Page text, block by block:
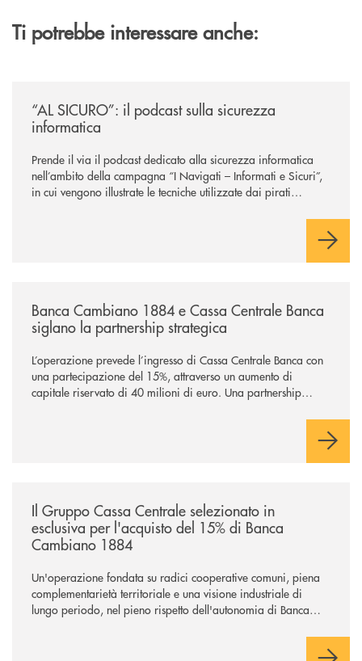
Ti potrebbe interessare anche:
“AL SICURO”: il podcast sulla sicurezza
informatica
Prende il via il podcast dedicato alla sicurezza informatica
nell’ambito della campagna “I Navigati – Informati e Sicuri”,
in cui vengono illustrate le tecniche utilizzate dai pirati
Banca Cambiano 1884 e Cassa Centrale Banca
siglano la partnership strategica
L’operazione prevede l’ingresso di Cassa Centrale Banca con
una partecipazione del 15%, attraverso un aumento di
capitale riservato di 40 milioni di euro. Una partnership
comuni e sulla prossimità ai territori, per ampliare l’offerta e
Il Gruppo Cassa Centrale selezionato in
esclusiva per l'acquisto del 15% di Banca
Cambiano 1884
Un'operazione fondata su radici cooperative comuni, piena
complementarietà territoriale e una visione industriale di
lungo periodo, nel pieno rispetto dell'autonomia di Banca
negoziazione esclusiva per la finalizzazione dell’operazione.